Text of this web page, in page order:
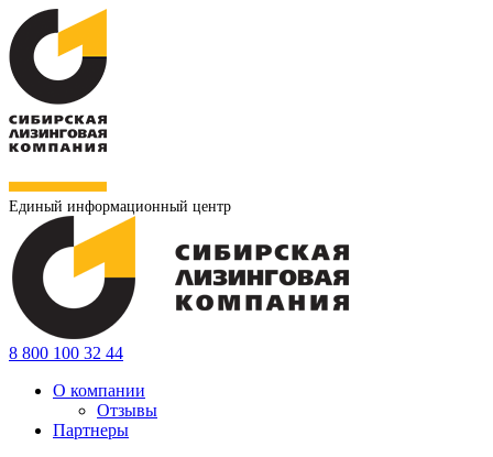
Единый информационный центр
8 800 100 32 44
О компании
Отзывы
Партнеры